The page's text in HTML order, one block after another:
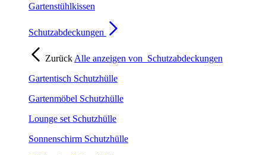
Gartenstühlkissen
Schutzabdeckungen
Zurück Alle anzeigen von Schutzabdeckungen
Gartentisch Schutzhülle
Gartenmöbel Schutzhülle
Lounge set Schutzhülle
Sonnenschirm Schutzhülle